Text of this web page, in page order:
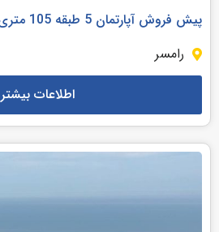
پیش فروش آپارتمان 5 طبقه 105 متری رامسر کد 0501002
رامسر
اطلاعات بیشتر